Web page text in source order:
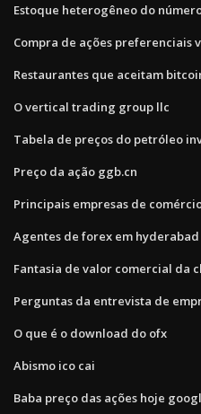
Estoque heterogêneo do
Compra de ações preferenciais
Restaurantes que aceitam
O vertical trading group llc
Tabela de preços do petróleo
Preço da ação ggb.cn
Principais empresas de
Agentes de forex em hyderabad
Fantasia de valor comercial da
Perguntas da entrevista de
O que é o download do ofx
Abismo ico cai
Baba preço das ações hoje